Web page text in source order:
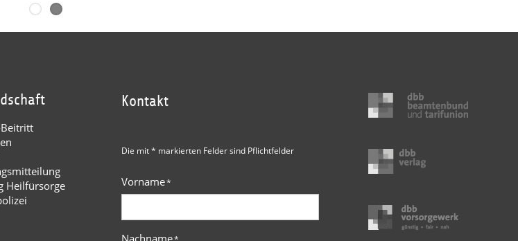
Heilfürsorge
Kontakt
Die mit * markierten Felder sind Pflichtfelder
Vorname*
Nachname*